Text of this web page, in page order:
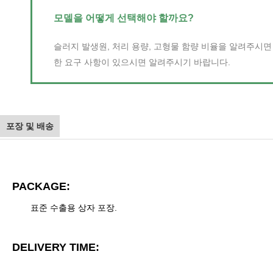
모델을 어떻게 선택해야 할까요?
슬러지 발생원, 처리 용량, 고형물 함량 비율을 알려주시
한 요구 사항이 있으시면 알려주시기 바랍니다.
포장 및 배송
PACKAGE:
표준 수출용 상자 포장.
DELIVERY TIME: